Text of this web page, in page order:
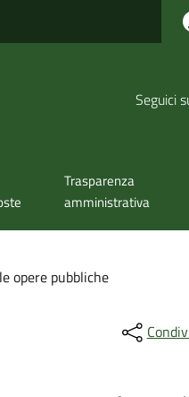
Seguici
Trasparenza
amministrativa
opere pubbliche